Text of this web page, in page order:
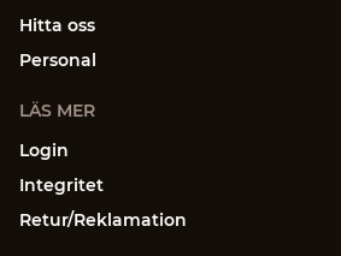
Hitta oss
Personal
LÄS MER
Login
Integritet
Retur/Reklamation